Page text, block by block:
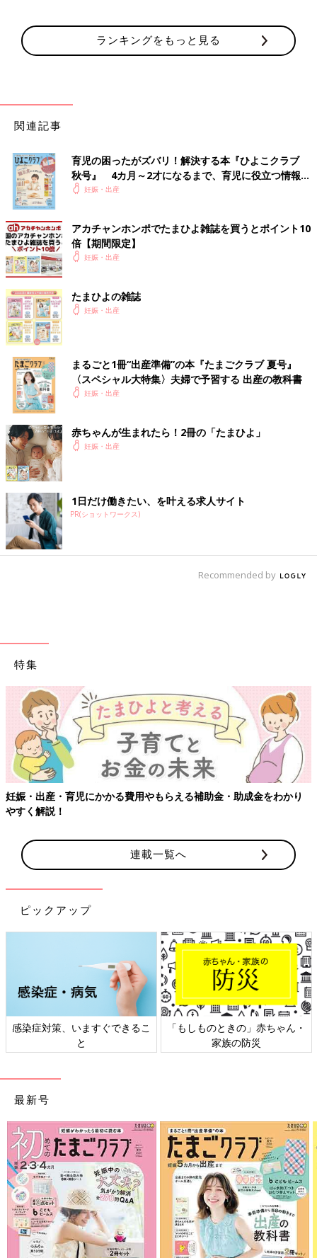
ランキングをもっと見る
関連記事
育児の困ったがズバリ！解決する本『ひよこクラブ
秋号』 4カ月～2才になるまで、育児に役立つ情報が
いっぱい！
妊娠・出産
アカチャンホンポでたまひよ雑誌を買うとポイント10
倍【期間限定】
妊娠・出産
たまひよの雑誌
妊娠・出産
まるごと1冊“出産準備”の本『たまごクラブ 夏号』
〈スペシャル大特集〉夫婦で予習する 出産の教科書
妊娠・出産
赤ちゃんが生まれたら！2冊の「たまひよ」
妊娠・出産
1日だけ働きたい、を叶える求人サイト
PR(ショットワークス)
Recommended by
特集
かかる費用やもらえる補助金・助成金をわかり 【ワクチン接種
連載一覧へ
ピックアップ
感染症対策、いますぐできるこ
と
「もしものときの」赤ちゃん・
家族の防災
最新号